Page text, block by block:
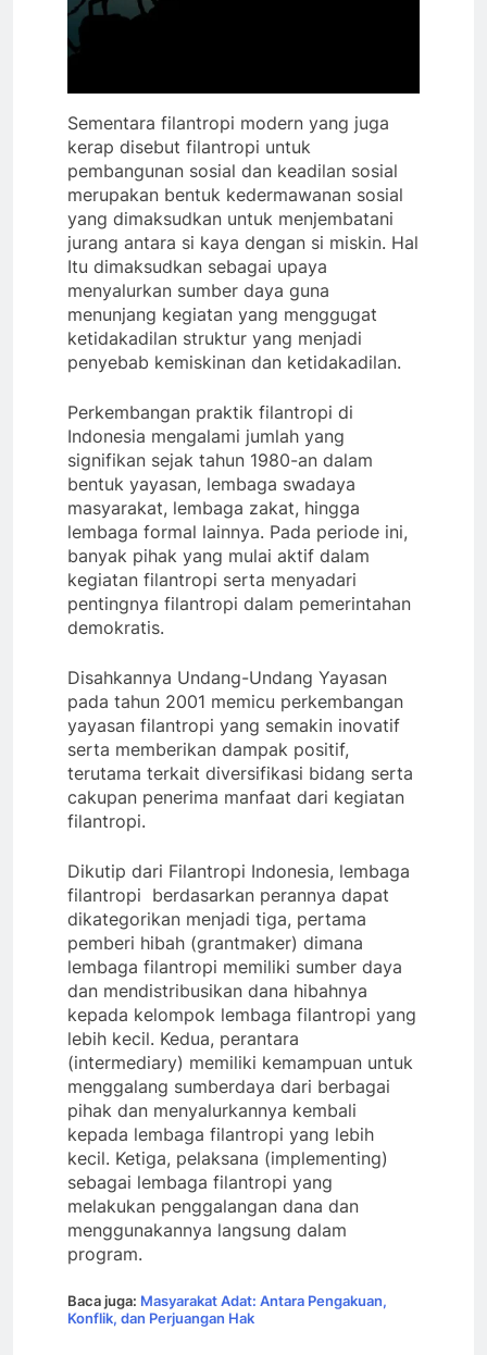
Sementara filantropi modern yang juga
kerap disebut filantropi untuk
pembangunan sosial dan keadilan sosial
merupakan bentuk kedermawanan sosial
yang dimaksudkan untuk menjembatani
jurang antara si kaya dengan si miskin. Hal
Itu dimaksudkan sebagai upaya
menyalurkan sumber daya guna
menunjang kegiatan yang menggugat
ketidakadilan struktur yang menjadi
penyebab kemiskinan dan ketidakadilan.
Perkembangan praktik filantropi di
Indonesia mengalami jumlah yang
signifikan sejak tahun 1980-an dalam
bentuk yayasan, lembaga swadaya
masyarakat, lembaga zakat, hingga
lembaga formal lainnya. Pada periode ini,
banyak pihak yang mulai aktif dalam
kegiatan filantropi serta menyadari
pentingnya filantropi dalam pemerintahan
demokratis.
Disahkannya Undang-Undang Yayasan
pada tahun 2001 memicu perkembangan
yayasan filantropi yang semakin inovatif
serta memberikan dampak positif,
terutama terkait diversifikasi bidang serta
cakupan penerima manfaat dari kegiatan
filantropi.
Dikutip dari Filantropi Indonesia, lembaga
filantropi berdasarkan perannya dapat
dikategorikan menjadi tiga, pertama
pemberi hibah (grantmaker) dimana
lembaga filantropi memiliki sumber daya
dan mendistribusikan dana hibahnya
kepada kelompok lembaga filantropi yang
lebih kecil. Kedua, perantara
(intermediary) memiliki kemampuan untuk
menggalang sumberdaya dari berbagai
pihak dan menyalurkannya kembali
kepada lembaga filantropi yang lebih
kecil. Ketiga, pelaksana (implementing)
sebagai lembaga filantropi yang
melakukan penggalangan dana dan
menggunakannya langsung dalam
program.
Baca juga: Masyarakat Adat: Antara Pengakuan,
Konflik, dan Perjuangan Hak